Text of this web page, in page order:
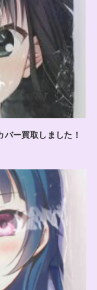
バー買取しました！